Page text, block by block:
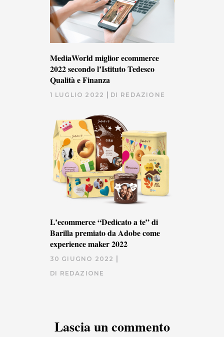
MediaWorld miglior ecommerce
2022 secondo l’Istituto Tedesco
Qualità e Finanza
1 LUGLIO 2022 DI REDAZIONE
L’ecommerce “Dedicato a te” di
Barilla premiato da Adobe come
experience maker 2022
30 GIUGNO 2022
DI REDAZIONE
Lascia un commento